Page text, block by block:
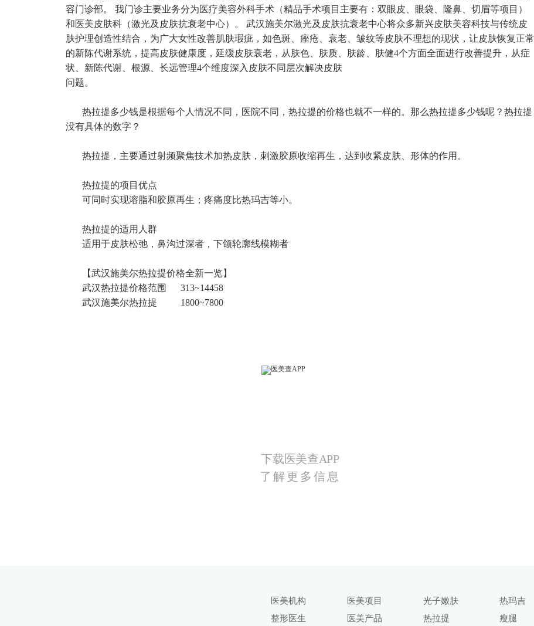
容门诊部。 我门诊主要业务分为医疗美容外科手术（精品手术项目主要有：双眼皮、眼袋、隆鼻、切眉等项目）
和医美皮肤科（激光及皮肤抗衰老中心）。 武汉施美尔激光及皮肤抗衰老中心将众多新兴皮肤美容科技与传统皮
肤护理创造性结合，为广大女性改善肌肤瑕疵，如色斑、痤疮、衰老、皱纹等皮肤不理想的现状，让皮肤恢复正常
的新陈代谢系统，提高皮肤健康度，延缓皮肤衰老，从肤色、肤质、肤龄、肤健4个方面全面进行改善提升，从症
状、新陈代谢、根源、长远管理4个维度深入皮肤不同层次解决皮肤
问题。
热拉提多少钱是根据每个人情况不同，医院不同，热拉提的价格也就不一样的。那么热拉提多少钱呢？热拉提
没有具体的数字？
热拉提，主要通过射频聚焦技术加热皮肤，刺激胶原收缩再生，达到收紧皮肤、形体的作用。
热拉提的项目优点
可同时实现溶脂和胶原再生；疼痛度比热玛吉等小。
热拉提的适用人群
适用于皮肤松弛，鼻沟过深者，下颌轮廓线模糊者
【武汉施美尔热拉提价格全新一览】
武汉热拉提价格范围 313~14458
武汉施美尔热拉提 1800~7800
下载医美查APP
了解更多信息
医美机构 医美项目 光子嫩肤
热玛吉
整形医生
医美产品 热拉提 瘦腿